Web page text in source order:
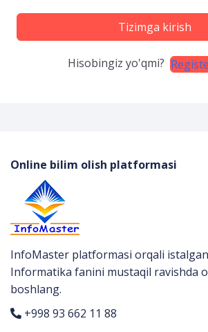
Tizimga kirish
Hisobingiz yo'qmi?
Online bilim olish platformasi
InfoMaster platformasi orqali
Informatika fanini mustaqil ravishda
boshlang.
+998 93 662 11 88